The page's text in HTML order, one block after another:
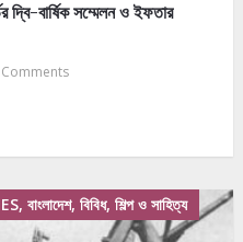
দ্বি-বার্ষিক সম্মেলন ও ইফতার
বাংলাদেশ, বিবিধ, শিল্প ও সাহিত্য